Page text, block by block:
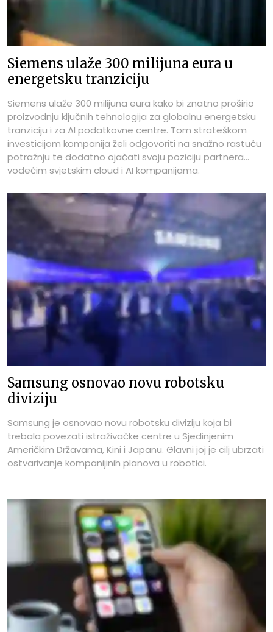
Siemens ulaže 300 milijuna eura u
energetsku tranziciju
Siemens ulaže 300 milijuna eura kako bi znatno proširio
proizvodnju ključnih tehnologija za globalnu energetsku
tranziciju i za AI podatkovne centre. Tom strateškom
investicijom kompanija želi odgovoriti na snažno rastuću
potražnju te dodatno ojačati svoju poziciju partnera
vodećim svjetskim cloud i AI kompanijama.
Samsung osnovao novu robotsku
diviziju
Samsung je osnovao novu robotsku diviziju koja bi
trebala povezati istraživačke centre u Sjedinjenim
Američkim Državama, Kini i Japanu. Glavni joj je cilj ubrzati
ostvarivanje kompanijinih planova u robotici.